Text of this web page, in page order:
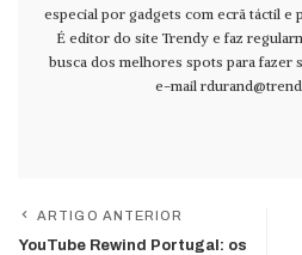
especial por gadgets com ecrã táctil e
É editor do site Trendy e faz
busca dos melhores spots para fazer
e-mail
ARTIGO ANTERIOR
YouTube Rewind Portugal: os